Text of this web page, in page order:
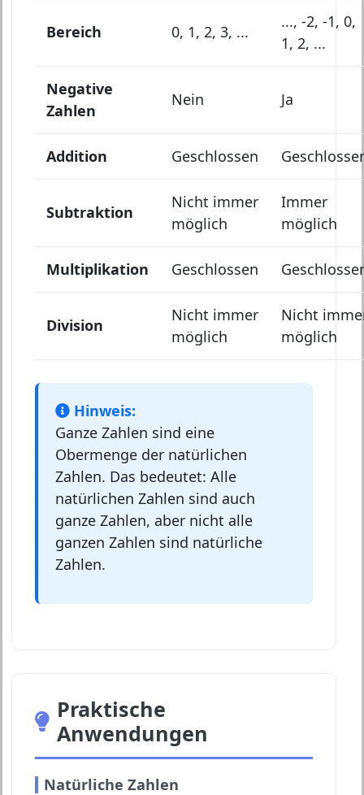
Bereich 0, 1, 2, 3, ...
..., -2, -1, 0,
1, 2, ...
Negative
Zahlen
Nein Ja
Addition Geschlossen
Subtraktion
Nicht immer
möglich
Immer
möglich
Multiplikation Geschlossen
Division
Nicht immer
möglich
Nicht
möglich
Hinweis:
Ganze Zahlen sind eine
Obermenge der natürlichen
Zahlen. Das bedeutet: Alle
natürlichen Zahlen sind auch
ganze Zahlen, aber nicht alle
ganzen Zahlen sind natürliche
Zahlen.
Praktische
Anwendungen
Natürliche Zahlen